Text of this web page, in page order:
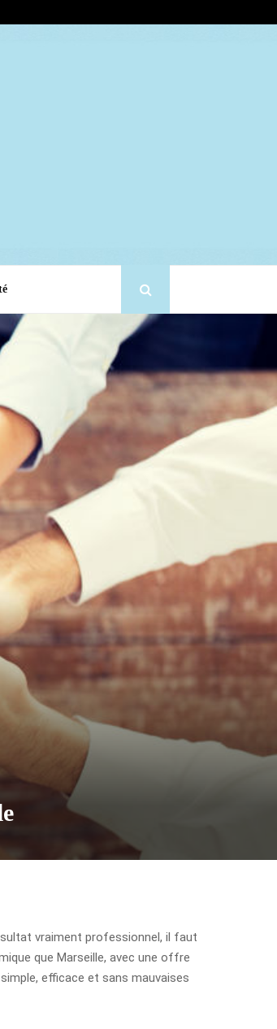
vraiment professionnel, il faut
que Marseille, avec une offre
efficace et sans mauvaises